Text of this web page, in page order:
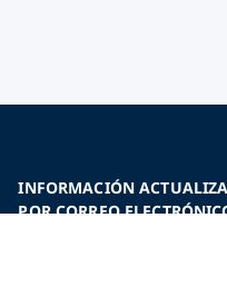
INFORMACIÓN
POR CORREO